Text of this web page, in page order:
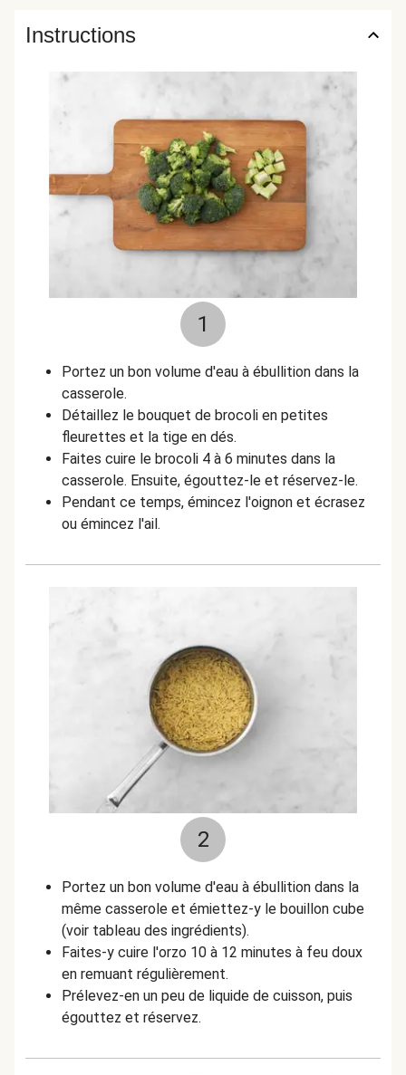
Instructions
1
Portez un bon volume d'eau à ébullition dans la
casserole.
Détaillez le bouquet de brocoli en petites
fleurettes et la tige en dés.
Faites cuire le brocoli 4 à 6 minutes dans la
casserole. Ensuite, égouttez-le et réservez-le.
Pendant ce temps, émincez l'oignon et écrasez
ou émincez l'ail.
2
Portez un bon volume d'eau à ébullition dans la
même casserole et émiettez-y le bouillon cube
(voir tableau des ingrédients).
Faites-y cuire l'orzo 10 à 12 minutes à feu doux
en remuant régulièrement.
Prélevez-en un peu de liquide de cuisson, puis
égouttez et réservez.